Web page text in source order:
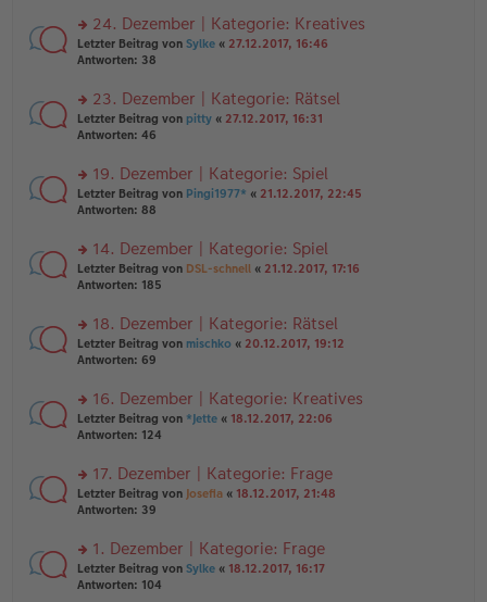
tr
a
g
e
n
er
tr
a
g
n
g
el
e
n
er
tr
a
g
rs
te
n
g
el
e
n
er
tr
a
g
24. Dezember | Kategorie: Kreatives
Letzter Beitrag von Sylke « 27.12.2017, 16:46
Antworten: 38
rs
te
n
g
el
e
n
er
tr
a
g
23. Dezember | Kategorie: Rätsel
Letzter Beitrag von pitty « 27.12.2017, 16:31
Antworten: 46
rs
te
n
g
el
e
n
er
tr
a
g
19. Dezember | Kategorie: Spiel
Letzter Beitrag von Pingi1977* « 21.12.2017, 22:45
Antworten: 88
rs
te
n
g
el
e
n
er
tr
a
g
14. Dezember | Kategorie: Spiel
Letzter Beitrag von DSL-schnell « 21.12.2017, 17:16
Antworten: 185
rs
te
n
g
el
e
n
er
tr
a
g
18. Dezember | Kategorie: Rätsel
Letzter Beitrag von mischko « 20.12.2017, 19:12
Antworten: 69
rs
te
n
g
el
e
n
er
16. Dezember | Kategorie: Kreatives
Letzter Beitrag von *Jette « 18.12.2017, 22:06
Antworten: 124
rs
te
n
g
el
17. Dezember | Kategorie: Frage
Letzter Beitrag von Josefia « 18.12.2017, 21:48
Antworten: 39
rs
te
1. Dezember | Kategorie: Frage
Letzter Beitrag von Sylke « 18.12.2017, 16:17
Antworten: 104